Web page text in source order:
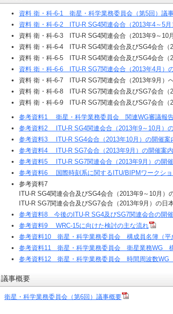
資料 衛・科-6-1 衛星・科学業務委員会（第5回）議
資料 衛・科-6-2 ITU-R SG4関連会合（2013年4～5月
資料 衛・科-6-3 ITU-R SG4関連会合（2013年9～10
資料 衛・科-6-4 ITU-R SG4関連会合及びSG4会合（
資料 衛・科-6-5 ITU-R SG4関連会合及びSG4会合（
資料 衛・科-6-6 ITU-R SG7関連会合（2013年4月）
資料 衛・科-6-7 ITU-R SG7関連会合（2013年9月）
資料 衛・科-6-8 ITU-R SG7関連会合及びSG7会合（
資料 衛・科-6-9 ITU-R SG7関連会合及びSG7会合（
参考資料1 衛星・科学業務委員会 関連WG審議報
参考資料2 ITU-R SG4関連会合（2013年9～10月）の
参考資料3 ITU-R SG4会合（2013年10月）の開催案
参考資料4 ITU-R SG7会合（2013年9月）の開催案内
参考資料5 ITU-R SG7関連会合（2013年9月）の開催
参考資料6 国際時刻系に関するITU/BIPMワークショ
参考資料7
ITU-R SG4関連会合及びSG4会合（2013年9～10月）
ITU-R SG7関連会合及びSG7会合（2013年9月）の日
参考資料8 今後のITU-R SG4及びSG7関連会合の開
参考資料9 WRC-15に向けた検討の主な流れ
参考資料10 衛星・科学業務委員会 構成員名簿（平
参考資料11 衛星・科学業務委員会 衛星業務WG 構
参考資料12 衛星・科学業務委員会 時間周波数WG
議事概要
衛星・科学業務委員会（第6回）議事概要